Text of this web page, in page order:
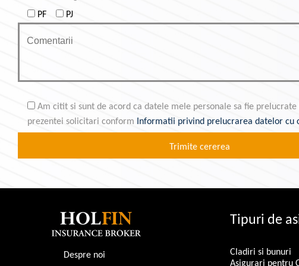
PF
PJ
Am citit si sunt de acord ca datele mele personale sa fie
prezentei solicitari conform
Informatii privind prelucrarea datelor cu
Despre noi
Tipuri de
Cladiri si bunuri
Asigurari pentru